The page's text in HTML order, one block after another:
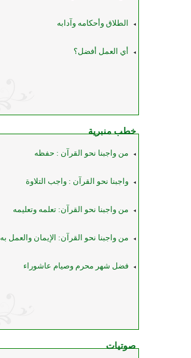
الطلاق وأحكامه وآدابه
أي العمل أفضل؟
خطب منبرية
من واجبنا نحو القرآن : حفظه
واجبنا نحو القرآن : واجب التلاوة
من واجبنا نحو القرآن: تعلمه وتعليمه
من واجبنا نحو القرآن: الإيمان والعمل به
فضل شهر محرم وصيام عاشوراء
صوتيات